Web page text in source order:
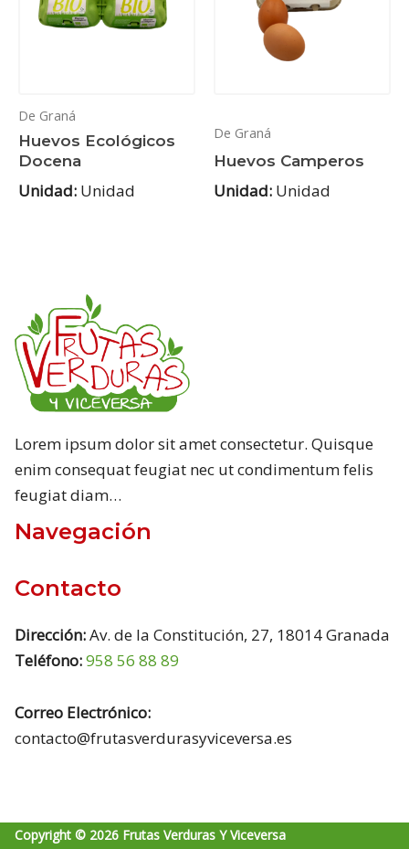
De Graná
Huevos Ecológicos
Docena
Unidad: Unidad
De Graná
Huevos Camperos
Unidad: Unidad
Lorem ipsum dolor sit amet consectetur. Quisque
enim consequat feugiat nec ut condimentum felis
feugiat diam…
Navegación
Contacto
Dirección:Av. de la Constitución, 27, 18014 Granada
Teléfono:958 56 88 89
Correo Electrónico:
contacto@frutasverdurasyviceversa.es
Copyright © 2026 Frutas Verduras Y Viceversa